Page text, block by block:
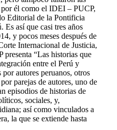
él como el IDEI – PUCP,
Editorial de la Pontificia
así que casi tres años
y pocos meses después de
Internacional de Justicia,
“Las historias que
entre el Perú y
autores peruanos, otros
parejas de autores, uno de
episodios de historias de
sociales, y,
así como vinculados a
la que se extiende hasta